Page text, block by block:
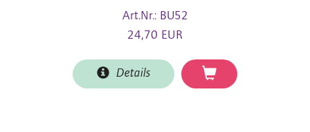
Art.Nr.: BU52
24,70 EUR
Details